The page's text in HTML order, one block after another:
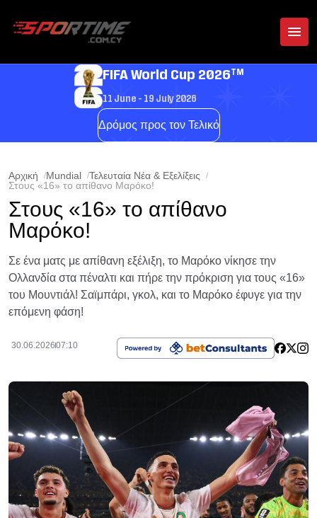
FIFA World Cup 2026TM
11 June - 19 July 2026
Δρόμος προς τον Τελικό
Αρχική Mundial
Τελευταία Νέα & Εξελίξεις
Στους «16» το απίθανο Μαρόκο!
Στους «16» το απίθανο
Μαρόκο!
Σε ένα ματς με απίθανη εξέλιξη, το Μαρόκο νίκησε την
Ολλανδία στα πέναλτι και πήρε την πρόκριση για τους «16»
του Μουντιάλ! Σαϊμπάρι, γκολ, και το Μαρόκο έφυγε για την
επόμενη φάση!
30.06.202607:10